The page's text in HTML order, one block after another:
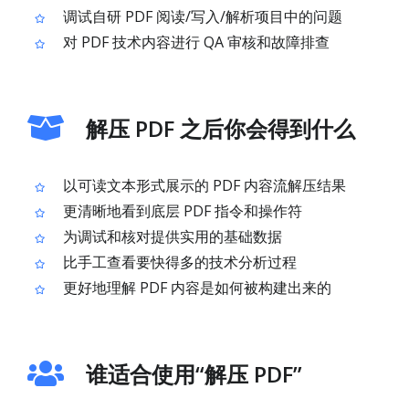
调试自研 PDF 阅读/写入/解析项目中的问题
对 PDF 技术内容进行 QA 审核和故障排查
解压 PDF 之后你会得到什么
以可读文本形式展示的 PDF 内容流解压结果
更清晰地看到底层 PDF 指令和操作符
为调试和核对提供实用的基础数据
比手工查看要快得多的技术分析过程
更好地理解 PDF 内容是如何被构建出来的
谁适合使用“解压 PDF”